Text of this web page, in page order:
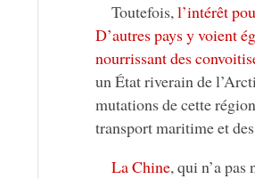
Toutefois,l’intérêt
D’autres pays y voient
nourrissant des
un État riverain de
mutations de cette
transport maritime et
La Chine, qui n’a pas